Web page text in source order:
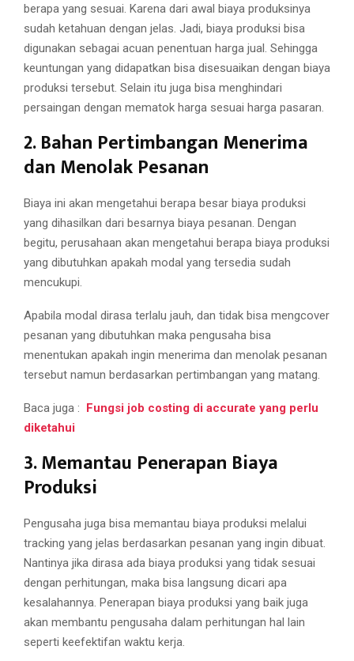
berapa yang sesuai. Karena dari awal biaya produksinya
sudah ketahuan dengan jelas. Jadi, biaya produksi bisa
digunakan sebagai acuan penentuan harga jual. Sehingga
keuntungan yang didapatkan bisa disesuaikan dengan biaya
produksi tersebut. Selain itu juga bisa menghindari
persaingan dengan mematok harga sesuai harga pasaran.
2. Bahan Pertimbangan Menerima
dan Menolak Pesanan
Biaya ini akan mengetahui berapa besar biaya produksi
yang dihasilkan dari besarnya biaya pesanan. Dengan
begitu, perusahaan akan mengetahui berapa biaya produksi
yang dibutuhkan apakah modal yang tersedia sudah
mencukupi.
Apabila modal dirasa terlalu jauh, dan tidak bisa mengcover
pesanan yang dibutuhkan maka pengusaha bisa
menentukan apakah ingin menerima dan menolak pesanan
tersebut namun berdasarkan pertimbangan yang matang.
Baca juga : Fungsi job costing di accurate yang perlu
diketahui
3. Memantau Penerapan Biaya
Produksi
Pengusaha juga bisa memantau biaya produksi melalui
tracking yang jelas berdasarkan pesanan yang ingin dibuat.
Nantinya jika dirasa ada biaya produksi yang tidak sesuai
dengan perhitungan, maka bisa langsung dicari apa
kesalahannya. Penerapan biaya produksi yang baik juga
akan membantu pengusaha dalam perhitungan hal lain
seperti keefektifan waktu kerja.